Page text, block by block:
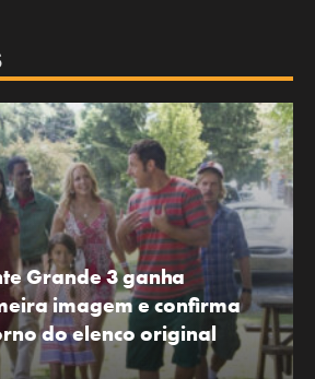
Grande 3 ganha
imagem e confirma
do elenco original